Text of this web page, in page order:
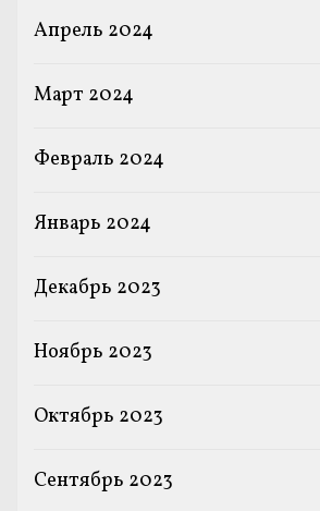
Апрель 2024
Март 2024
Февраль 2024
Январь 2024
Декабрь 2023
Ноябрь 2023
Октябрь 2023
Сентябрь 2023